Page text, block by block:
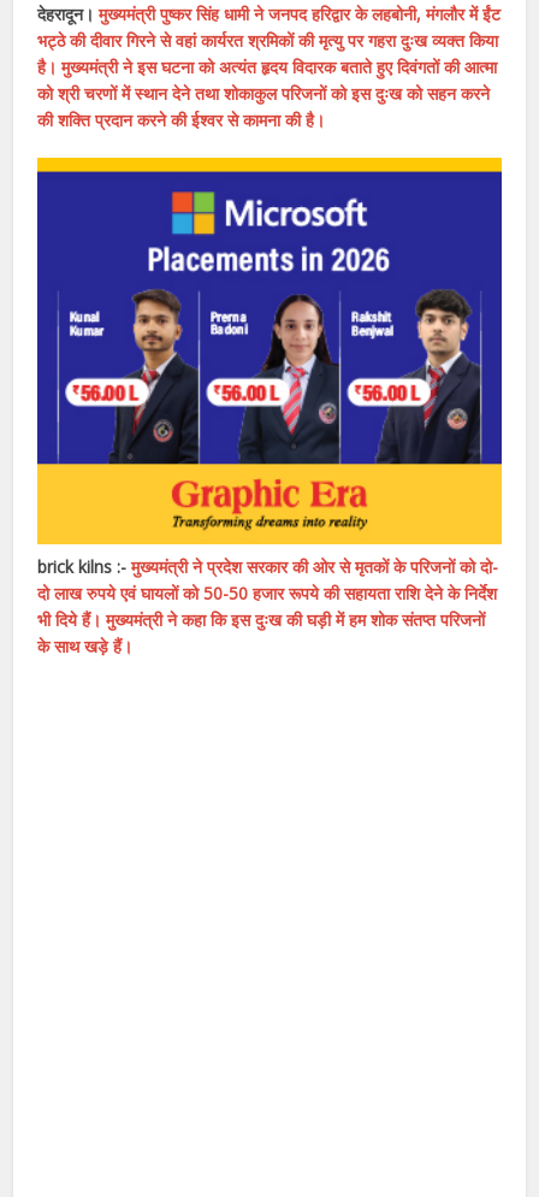
देहरादून। मुख्यमंत्री पुष्कर सिंह धामी ने जनपद हरिद्वार के लहबोनी, मंगलौर में ईंट
भट्ठे की दीवार गिरने से वहां कार्यरत श्रमिकों की मृत्यु पर गहरा दुःख व्यक्त किया
है। मुख्यमंत्री ने इस घटना को अत्यंत हृदय विदारक बताते हुए दिवंगतों की आत्मा
को श्री चरणों में स्थान देने तथा शोकाकुल परिजनों को इस दुःख को सहन करने
की शक्ति प्रदान करने की ईश्वर से कामना की है।
brick kilns :-मुख्यमंत्री ने प्रदेश सरकार की ओर से मृतकों के परिजनों को दो-
दो लाख रुपये एवं घायलों को 50-50 हजार रूपये की सहायता राशि देने के निर्देश
भी दिये हैं। मुख्यमंत्री ने कहा कि इस दुःख की घड़ी में हम शोक संतप्त परिजनों
के साथ खड़े हैं।